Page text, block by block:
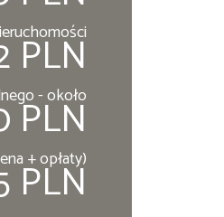
PLN
- około
PLN
+ opłaty)
PLN